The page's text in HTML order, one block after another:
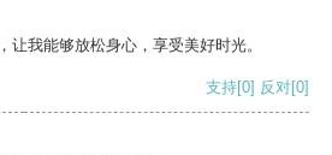
让我能够放松身心，享受美好时光。
支持[0] 反对[0]